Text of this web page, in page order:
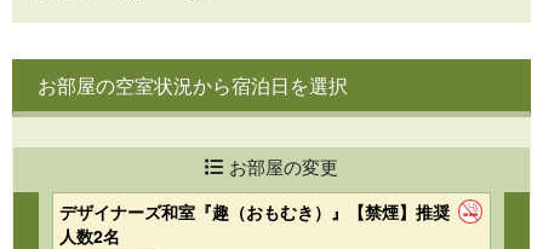
お部屋の空室状況から宿泊日を選択
お部屋の変更
デザイナーズ和室『趣（おもむき）』【禁煙】推奨
人数2名